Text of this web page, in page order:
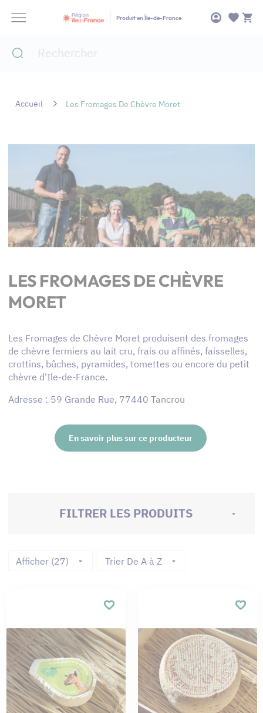
Produit en Île-de-France
Accueil Les Fromages De Chèvre Moret
LES FROMAGES DE CHÈVRE
MORET
Les Fromages de Chèvre Moret produisent des fromages
de chèvre fermiers au lait cru, frais ou affinés, faisselles,
crottins, bûches, pyramides, tomettes ou encore du petit
chèvre d'Ile-de-France.
Adresse : 59 Grande Rue, 77440 Tancrou
En savoir plus sur ce producteur
FILTRER LES PRODUITS
Afficher (27) Trier De A à Z